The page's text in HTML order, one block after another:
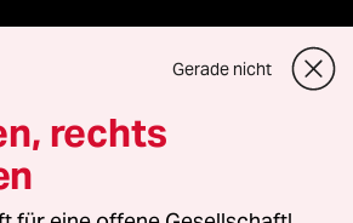
Vertriebs GmbH
rechtlichen Fragen oder für Genehmigungen
Gerade nicht
rechts